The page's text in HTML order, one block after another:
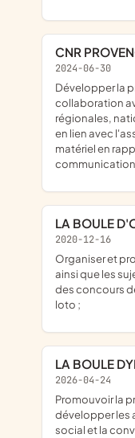
CNR
2024-06-30
développer la pratique de la pétanque, organiser des concours,
collaboration
régionales,
en lien avec
matériel en
LA BOULE
2020-12-16
organiser et promouvoir la théorie et la pratique de la pétanque,
ainsi que les
des concours
loto ;
LA BOULE
2026-04-24
promouvoir la pratique de la pétanque et des jeux de boules,
développer les
social et la